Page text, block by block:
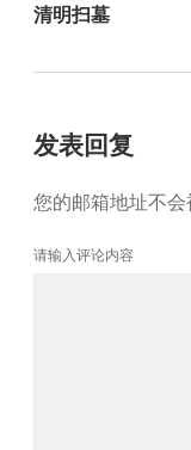
清明扫墓
发表回复
您的邮箱地址不会
请输入评论内容